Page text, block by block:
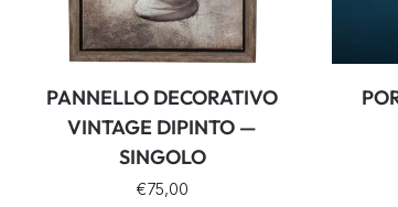
PANNELLO DECORATIVO
VINTAGE DIPINTO —
SINGOLO
€75,00